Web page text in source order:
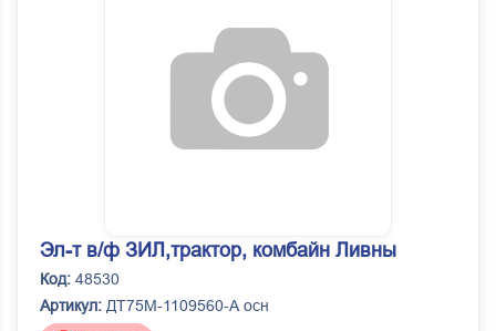
Эл-т в/ф ЗИЛ,трактор, комбайн Ливны
Код: 48530
Артикул: ДТ75М-1109560-А осн